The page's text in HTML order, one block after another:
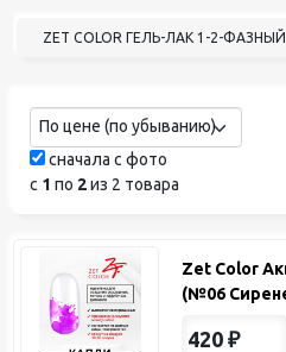
ZET COLOR ГЕЛЬ-ЛАК 1-2-
По цене (по убыванию)
сначала с фото
с 1 по 2из 2 товара
Zet Color
(№06
420 ₽